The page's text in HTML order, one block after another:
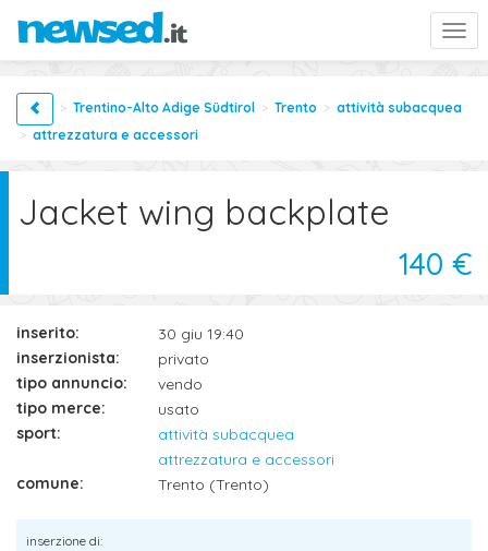
Trentino-Alto Adige Südtirol Trento
attività subacquea
attrezzatura e accessori
Jacket wing backplate
140 €
inserito:
30 giu 19:40
inserzionista:
privato
tipo annuncio:
vendo
tipo merce:
usato
sport:
attività subacquea
attrezzatura e accessori
comune:
Trento (Trento)
inserzione di: